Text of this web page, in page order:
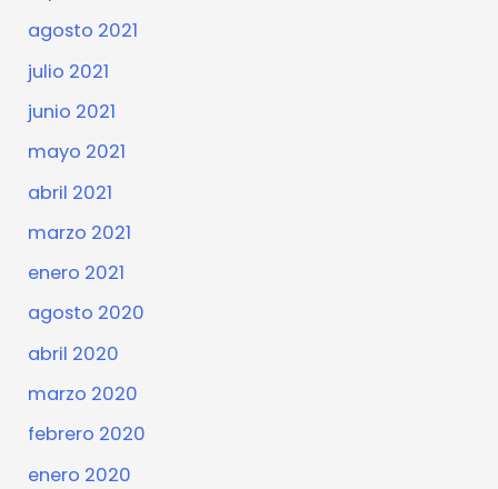
agosto 2021
julio 2021
junio 2021
mayo 2021
abril 2021
marzo 2021
enero 2021
agosto 2020
abril 2020
marzo 2020
febrero 2020
enero 2020